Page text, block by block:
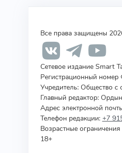
Все права защищены
Сетевое издание Smart
Регистрационный
Учредитель: Общество с
Главный редактор:
Адрес электронной
Телефон редакции: +7
Возрастные
18+